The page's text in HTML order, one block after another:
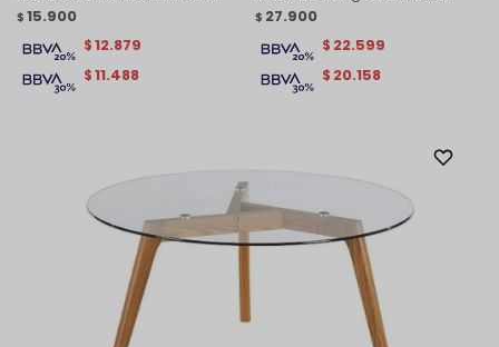
$ 15.900
$11.488
$12.879
$ 27.900
$ 20.158
$ 22.599